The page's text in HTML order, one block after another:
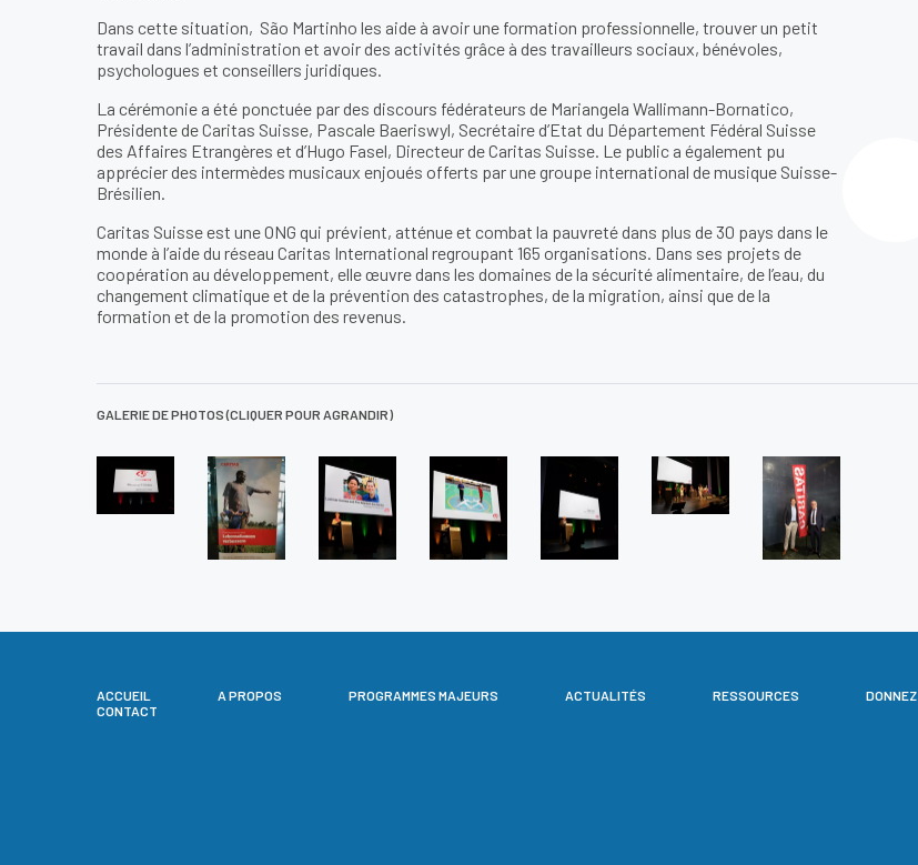
Dans cette situation, São Martinho les aide à avoir une formation professionnelle, trouver un petit
travail dans l’administration et avoir des activités grâce à des travailleurs sociaux, bénévoles,
psychologues et conseillers juridiques.
La cérémonie a été ponctuée par des discours fédérateurs de Mariangela Wallimann-Bornatico,
Présidente de Caritas Suisse, Pascale Baeriswyl, Secrétaire d’Etat du Département Fédéral Suisse
des Affaires Etrangères et d’Hugo Fasel, Directeur de Caritas Suisse. Le public a également pu
apprécier des intermèdes musicaux enjoués offerts par une groupe international de musique Suisse-
Brésilien.
Caritas Suisse est une ONG qui prévient, atténue et combat la pauvreté dans plus de 30 pays dans le
monde à l’aide du réseau Caritas International regroupant 165 organisations. Dans ses projets de
coopération au développement, elle œuvre dans les domaines de la sécurité alimentaire, de l’eau, du
changement climatique et de la prévention des catastrophes, de la migration, ainsi que de la
formation et de la promotion des revenus.
GALERIE DE PHOTOS (CLIQUER POUR AGRANDIR)
ACCUEIL A PROPOS PROGRAMMES MAJEURS ACTUALITÉS RESSOURCES
DONNEZ
CONTACT